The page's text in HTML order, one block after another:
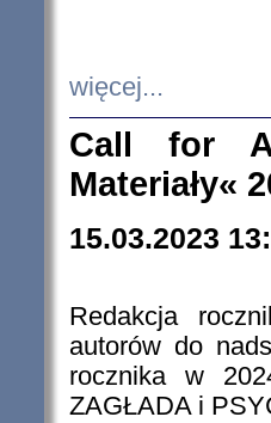
więcej...
Call for
Materiały«
15.03.2023
Redakcja
autorów do
rocznika w
ZAGŁADA i